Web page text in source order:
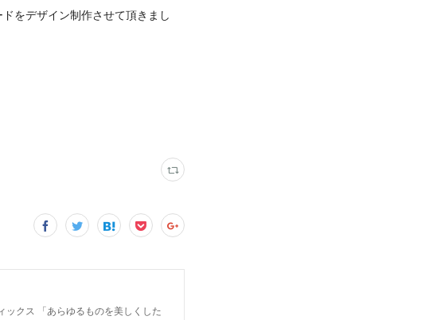
をデザイン制作させて頂きまし
クス 「あらゆるものを美しくした